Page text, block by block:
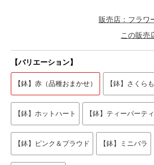
販売店：フラワ
この販売
【バリエーション】
【鉢】赤（品種おまかせ） 【鉢】さくら
【鉢】ホットハート 【鉢】ティーパーティ
【鉢】ピンク＆プラウド 【鉢】ミニバラ